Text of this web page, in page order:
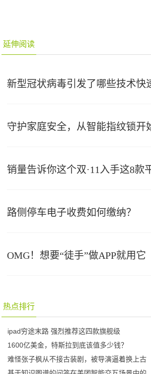
延伸阅读
新型冠状病毒引发了哪些技术快
守护家庭安全，从智能指纹锁开
销量告诉你这个双·11入手这8款
路侧停车电子收费如何缴纳？
OMG！想要“徒手”做APP就用它
热点排行
ipad穷途末路 强烈推荐这四款旗舰级
1600亿美金，特斯拉到底该值多少钱？
难怪张子枫从不接古装剧，被导演逼着换上古